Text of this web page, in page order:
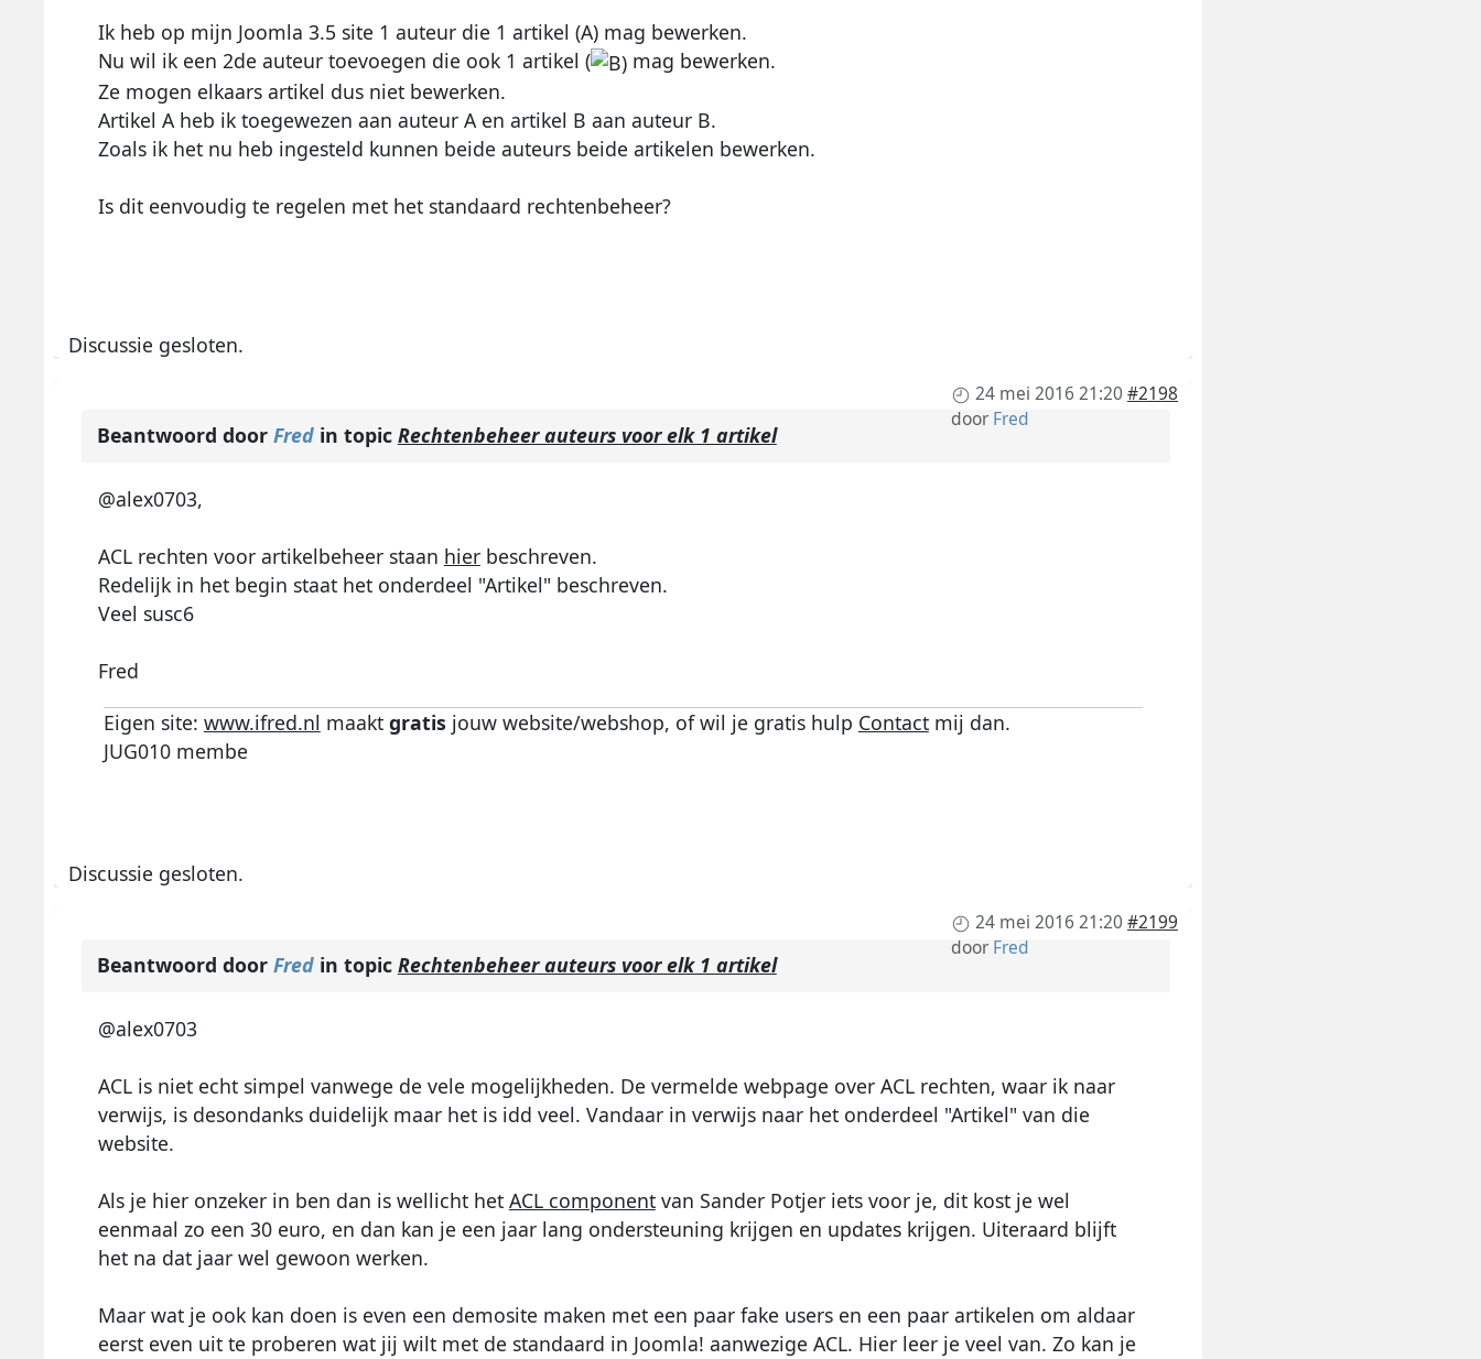
Ik heb op mijn Joomla 3.5 site 1 auteur die 1 artikel (A) mag bewerken.
Nu wil ik een 2de auteur toevoegen die ook 1 artikel (
mag bewerken.
Ze mogen elkaars artikel dus niet bewerken.
Artikel A heb ik toegewezen aan auteur A en artikel B aan auteur B.
Zoals ik het nu heb ingesteld kunnen beide auteurs beide artikelen bewerken.
Is dit eenvoudig te regelen met het standaard rechtenbeheer?
Discussie gesloten.
24 mei 2016 21:20 #2198
door Fred
Beantwoord door Fredin topic Rechtenbeheer auteurs voor elk 1 artikel
@alex0703,
ACL rechten voor artikelbeheer staan hierbeschreven.
Redelijk in het begin staat het onderdeel "Artikel" beschreven.
Veel susc6
Fred
Eigen site: www.ifred.nl maakt gratis jouw website/webshop, of wil je gratis hulp Contactmij dan.
JUG010 membe
Discussie gesloten.
24 mei 2016 21:20 #2199
doorFred
Beantwoord door Fredin topic Rechtenbeheer auteurs voor elk 1 artikel
@alex0703
ACL is niet echt simpel vanwege de vele mogelijkheden. De vermelde webpage over ACL rechten, waar ik naar
verwijs, is desondanks duidelijk maar het is idd veel. Vandaar in verwijs naar het onderdeel "Artikel" van die
website.
Als je hier onzeker in ben dan is wellicht het ACL componentvan Sander Potjer iets voor je, dit kost je wel
eenmaal zo een 30 euro, en dan kan je een jaar lang ondersteuning krijgen en updates krijgen. Uiteraard blijft
het na dat jaar wel gewoon werken.
Maar wat je ook kan doen is even een demosite maken met een paar fake users en een paar artikelen om aldaar
eerst even uit te proberen wat jij wilt met de standaard in Joomla! aanwezige ACL. Hier leer je veel van. Zo kan je